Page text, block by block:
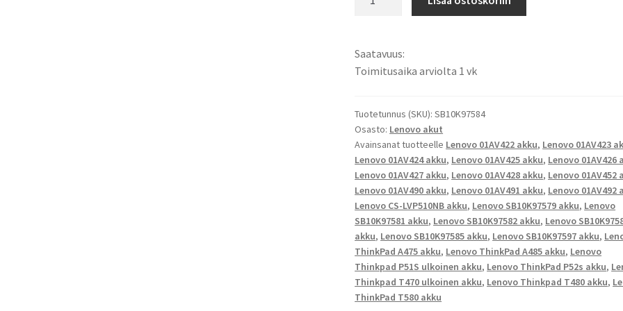
A475,
ThinkPad
Thinkpad
P51S,
ThinkPad
P52s,
Thinkpad
T470,
Thinkpad
T480,
Thinkpad
T570,
ThinkPad
T580,
Saatavuus:
Toimitusaika arviolta 1 vk
Tuotetunnus (SKU):SB10K97584
Osasto: Lenovo akut
Avainsanat tuotteelle Lenovo 01AV422 akku, Lenovo 01AV423
Lenovo 01AV424 akku, Lenovo 01AV425 akku, Lenovo 01AV426
Lenovo 01AV427 akku, Lenovo 01AV428 akku, Lenovo 01AV452
Lenovo 01AV490 akku, Lenovo 01AV491 akku, Lenovo 01AV492
Lenovo CS-LVP510NB akku, Lenovo SB10K97579 akku, Lenovo
SB10K97581 akku, Lenovo SB10K97582 akku, Lenovo
akku, Lenovo SB10K97585 akku, Lenovo SB10K97597 akku,
ThinkPad A475 akku, Lenovo ThinkPad A485 akku, Lenovo
Thinkpad P51S ulkoinen akku, Lenovo ThinkPad P52s akku,
Thinkpad T470 ulkoinen akku, Lenovo Thinkpad T480 akku,
ThinkPad T580 akku